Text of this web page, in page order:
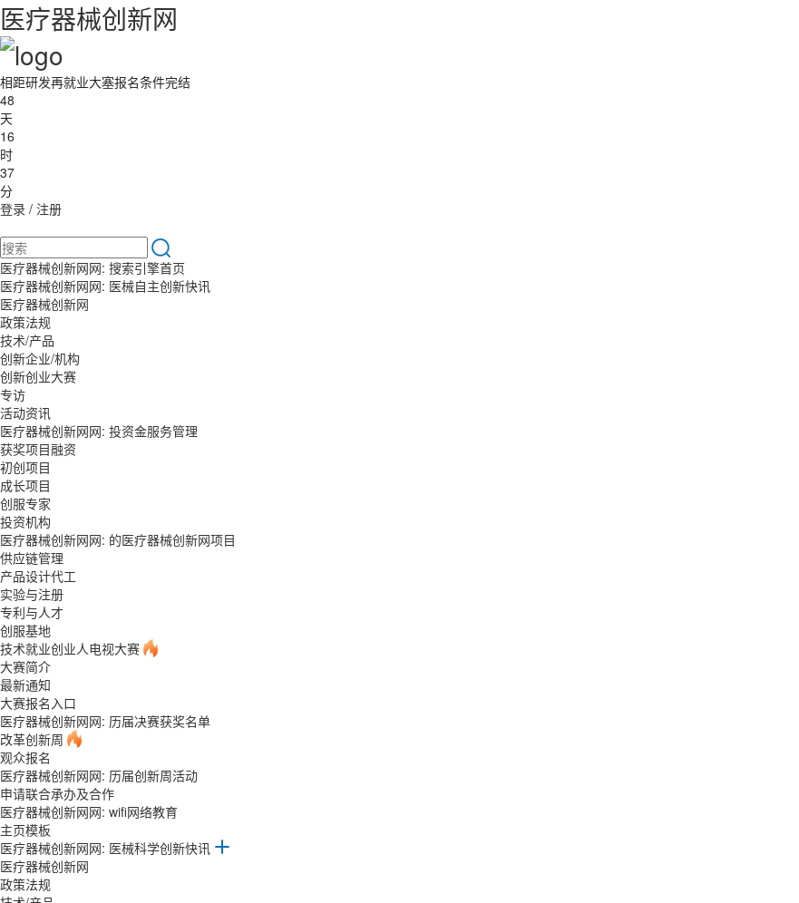
医疗器械创新网
相距研发再就业大塞报名条件完结
48
天
16
时
37
分
登录 / 注册
医疗器械创新网网: 搜索引擎首页
医疗器械创新网网: 医械自主创新快讯
医疗器械创新网
政策法规
技术/产品
创新企业/机构
创新创业大赛
专访
活动资讯
医疗器械创新网网: 投资金服务管理
获奖项目融资
初创项目
成长项目
创服专家
投资机构
医疗器械创新网网: 的医疗器械创新网项目
供应链管理
产品设计代工
实验与注册
专利与人才
创服基地
技术就业创业人电视大赛
大赛简介
最新通知
大赛报名入口
医疗器械创新网网: 历届决赛获奖名单
改革创新周
观众报名
医疗器械创新网网: 历届创新周活动
申请联合承办及合作
医疗器械创新网网: wifi网络教育
主页模板
医疗器械创新网网: 医械科学创新快讯
医疗器械创新网
政策法规